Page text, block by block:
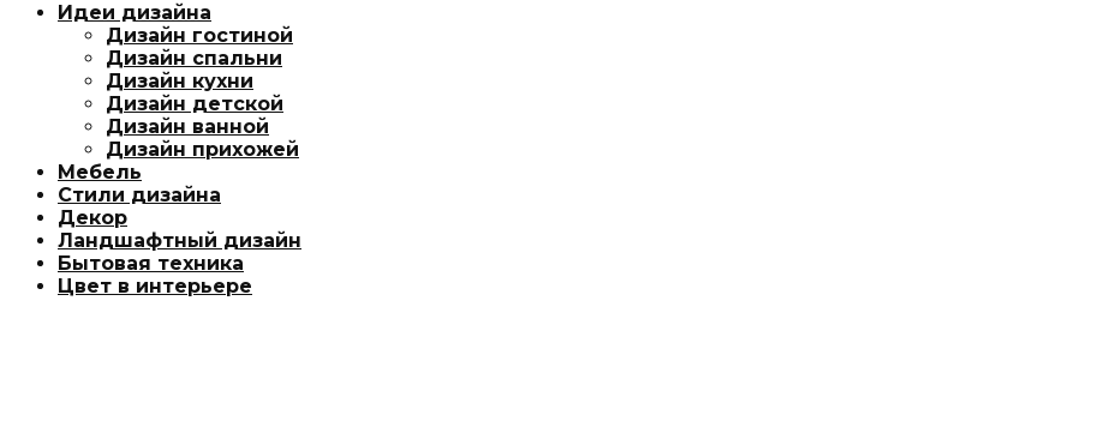
Идеи дизайна
Дизайн гостиной
Дизайн спальни
Дизайн кухни
Дизайн детской
Дизайн ванной
Дизайн прихожей
Мебель
Стили дизайна
Декор
Ландшафтный дизайн
Бытовая техника
Цвет в интерьере